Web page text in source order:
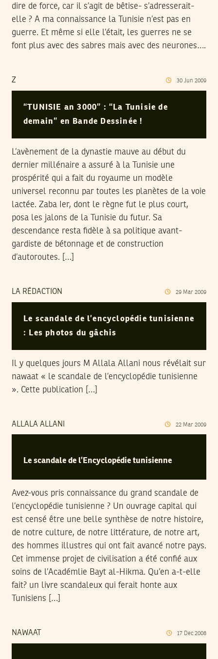
dire de force, car il s’agit de bêtise- s’adresserait-
elle ? A ma connaissance la Tunisie n’est pas en
guerre. Et même si elle l’était, les guerres ne se
font plus avec des sabres mais avec des neurones….
Z 30 Jun 2009
“TUNISIE an 3000” : “La Tunisie de
demain” en Bande Dessinée !
L’avènement de la dynastie mauve au début du
dernier millénaire a assuré à la Tunisie une
prospérité qui a fait du royaume un modèle
universel reconnu par toutes les planètes de la voie
lactée. Zaba Ier, dont le règne fut le plus court,
posa les jalons de la Tunisie du futur. Sa
descendance resta fidèle à sa politique avant-
gardiste de bétonnage et de construction
d’autoroutes. […]
LA RÉDACTION 29 Mar 2009
Le scandale de l’encyclopédie tunisienne
: Les photos du gâchis
Il y quelques jours M Allala Allani nous révélait sur
nawaat « le scandale de l’encyclopédie tunisienne
». Cette publication […]
ALLALA ALLANI 22 Mar 2009
Le scandale de l’Encyclopédie tunisienne
Avez-vous pris connaissance du grand scandale de
l’encyclopédie tunisienne ? Un ouvrage capital qui
est censé être une belle synthèse de notre histoire,
de notre culture, de notre littérature, de notre art,
des hommes illustres qui ont fait avancé notre pays.
Cet immense projet de civilisation a été confié aux
soins de l’Académlie Bayt al-Hikma. Qu’en a-t-elle
fait? un livre scandaleux qui ferait honte aux
Tunisiens […]
NAWAAT 17 Dec 2008